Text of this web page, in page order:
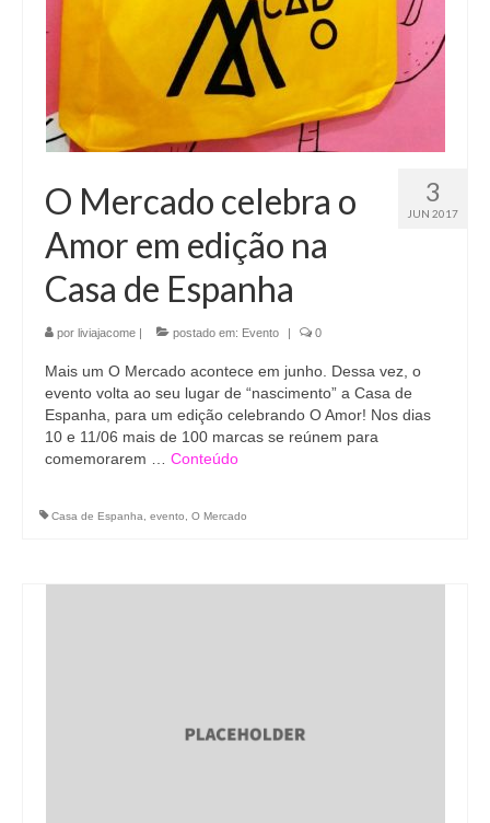
3
JUN 2017
O Mercado celebra o
Amor em edição na
Casa de Espanha
por liviajacome | postado em: Evento | 0
Mais um O Mercado acontece em junho. Dessa vez, o
evento volta ao seu lugar de “nascimento” a Casa de
Espanha, para um edição celebrando O Amor! Nos dias
10 e 11/06 mais de 100 marcas se reúnem para
comemorarem … Conteúdo
Casa de Espanha evento O Mercado